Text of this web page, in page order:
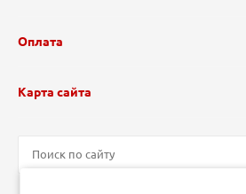
Оплата
Карта сайта